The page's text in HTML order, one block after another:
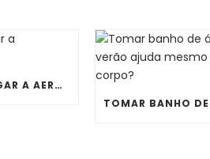
ATÉ ONDE VAI CHEGAR A AEROTERMIA?